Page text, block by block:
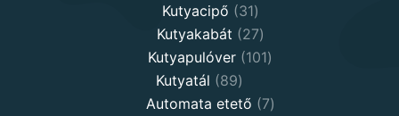
Kutyacipő 3131
products
Kutyakabát 2727
products
Kutyapulóver 101101
Kutyatál 8989
products
Automata etető 77